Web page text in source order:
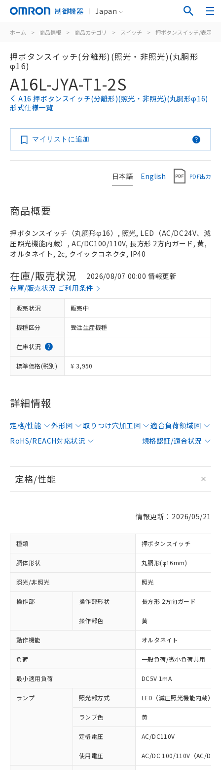
制御機器 Japan
ホーム > 商品情報 > 商品カテゴリ > スイッチ > 押ボタンスイッチ/表示灯
押ボタンスイッチ(分離形)(照光・非照光)(丸胴形
φ16)
A16L-JYA-T1-2S
A16 押ボタンスイッチ(分離形)(照光・非照光)(丸胴形φ16)
形式仕様一覧
マイリストに追加
日本語 English PDF出力
商品概要
押ボタンスイッチ（丸胴形φ16）, 照光, LED（AC/DC24V、減
圧照光機能内蔵）, AC/DC100/110V, 長方形 2方向ガード, 黄,
オルタネイト, 2c, クイックコネクタ, IP40
在庫/販売状況
2026/08/07 00:00 情報更新
在庫/販売状況 ご利用条件
販売状況 販売中
機種区分 受注生産機種
在庫状況
標準価格(税別) ¥ 3,950
詳細情報
定格/性能 外形図 取りつけ穴加工図
適合負荷領域図
RoHS/REACH対応状況
規格認証/適合状況
定格/性能
情報更新：2026/05/21
種類 押ボタンスイッチ
胴体形状 丸胴形(φ16mm)
照光/非照光 照光
操作部 操作部形状 長方形 2方向ガード
操作部色 黄
動作機能 オルタネイト
負荷 一般負荷/微小負荷共用
最小適用負荷 DC5V 1mA
ランプ 照光部方式 LED（減圧照光機能内蔵）
ランプ色 黄
定格電圧 AC/DC110V
使用電圧 AC/DC 100/110V（AC/DC